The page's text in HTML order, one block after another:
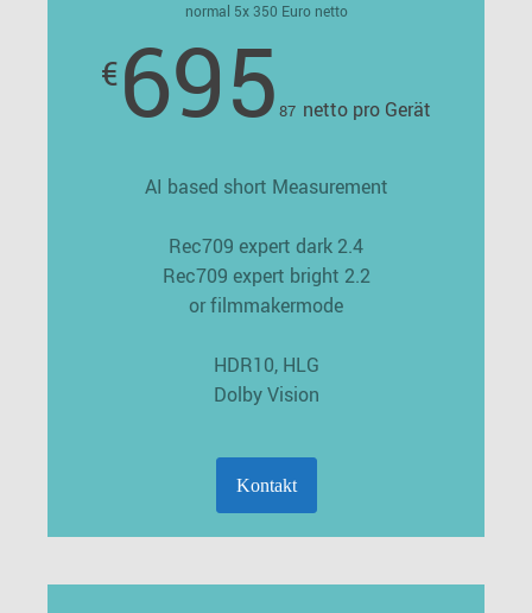
AI based short Measurement
Rec709 expert dark 2.4
Rec709 expert bright 2.2
or filmmakermode
HDR10, HLG
Dolby Vision
normal 5x 350 Euro netto
€695 87 netto pro Gerät
Kontakt